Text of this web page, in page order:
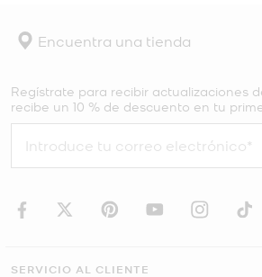
Encuentra una tienda
Regístrate para recibir actualizaciones
recibe un 10 % de descuento en tu
SERVICIO AL CLIENTE